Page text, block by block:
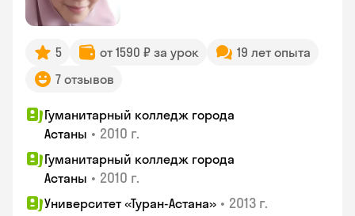
5 от 1590 ₽ за урок
19 лет опыта
7 отзывов
Гуманитарный колледж города
Астаны • 2010 г.
Гуманитарный колледж города
Астаны • 2010 г.
Университет «Туран-Астана» • 2013 г.